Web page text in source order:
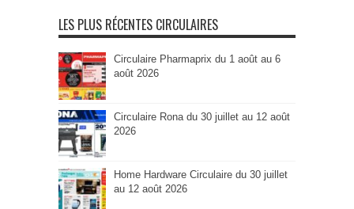
LES PLUS RÉCENTES CIRCULAIRES
Circulaire Pharmaprix du 1 août au 6
août 2026
Circulaire Rona du 30 juillet au 12 août
2026
Home Hardware Circulaire du 30 juillet
au 12 août 2026